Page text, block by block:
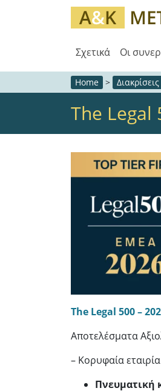
Σχετικά Οι
Home > Διακρίσεις
The Legal
The Legal 500 –
Αποτελέσματα
– Κορυφαία
Πνευματική